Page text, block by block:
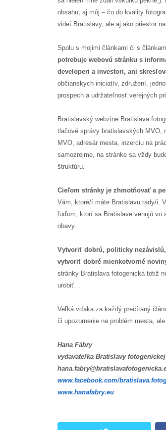
obsahu, aj môj – čo do kvality
videí Bratislavy, ale aj ako priestor
Spolu s mojimi článkami či s
potrebuje webovú stránku s
developeri a investori, ani
občianskych iniciatív, združení,
prospech a udržateľnosť verejných
Bratislavský webzine Bratislava
tlačové správy bratislavských MVO,
MVO, adresár mesta, inzerciu na
samozrejme, na stránke sa vždy
štruktúru.
Cieľom stránky je zhmotňovať a
Vám, ktoré/í máte Bratislavu rady/i.
ľuďom, ktorí sa Bratislave venujú vo
obavy.
Vytvoriť dobrú, politicky
vytvoriť dobré mienkotvorné
stránky Bratislava fotogenická totiž
urobiť…
Veľká vďaka za každý prečítaný
či upozornenie na problém mesta,
Hana Fábry
vydavateľka Bratislavy fotogenickej
www.facebook.com/
www.hanafabry.eu